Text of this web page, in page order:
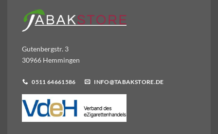
Gutenbergstr. 3
30966 Hemmingen
0511 64661586 INFO@TABAKSTORE.DE